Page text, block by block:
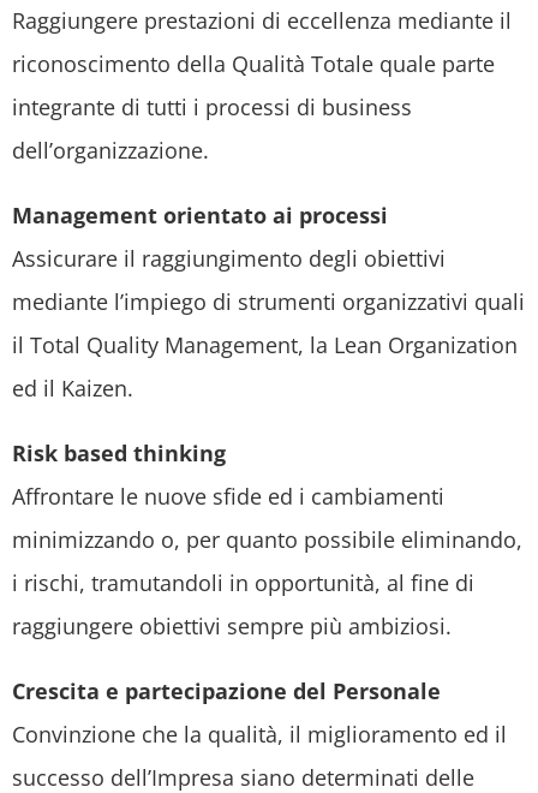
Raggiungere prestazioni di eccellenza mediante il
riconoscimento della Qualità Totale quale parte
integrante di tutti i processi di business
dell’organizzazione.
Management orientato ai processi
Assicurare il raggiungimento degli obiettivi
mediante l’impiego di strumenti organizzativi quali
il Total Quality Management, la Lean Organization
ed il Kaizen.
Risk based thinking
Affrontare le nuove sfide ed i cambiamenti
minimizzando o, per quanto possibile eliminando,
i rischi, tramutandoli in opportunità, al fine di
raggiungere obiettivi sempre più ambiziosi.
Crescita e partecipazione del Personale
Convinzione che la qualità, il miglioramento ed il
successo dell’Impresa siano determinati delle